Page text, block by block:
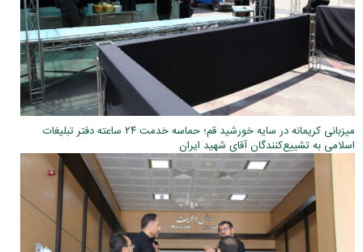
میزبانی کریمانه در سایه خورشید قم؛ حماسه خدمت ۲۴ ساعته دفتر تبلیغات
اسلامی به تشییع‌کنندگان آقای شهید ایران